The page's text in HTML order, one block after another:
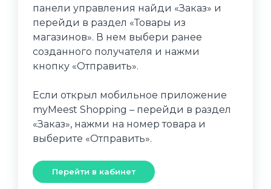
панели управления найди «Заказ» и
перейди в раздел «Товары из
магазинов». В нем выбери ранее
созданного получателя и нажми
кнопку «Отправить».
Если открыл мобильное приложение
myMeest Shopping – перейди в раздел
«Заказ», нажми на номер товара и
выберите «Отправить».
Перейти в кабинет